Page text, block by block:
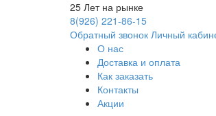
25 Лет на рынке
8(926) 221-86-15
Обратный звонок Личный
О нас
Доставка и оплата
Как заказать
Контакты
Акции